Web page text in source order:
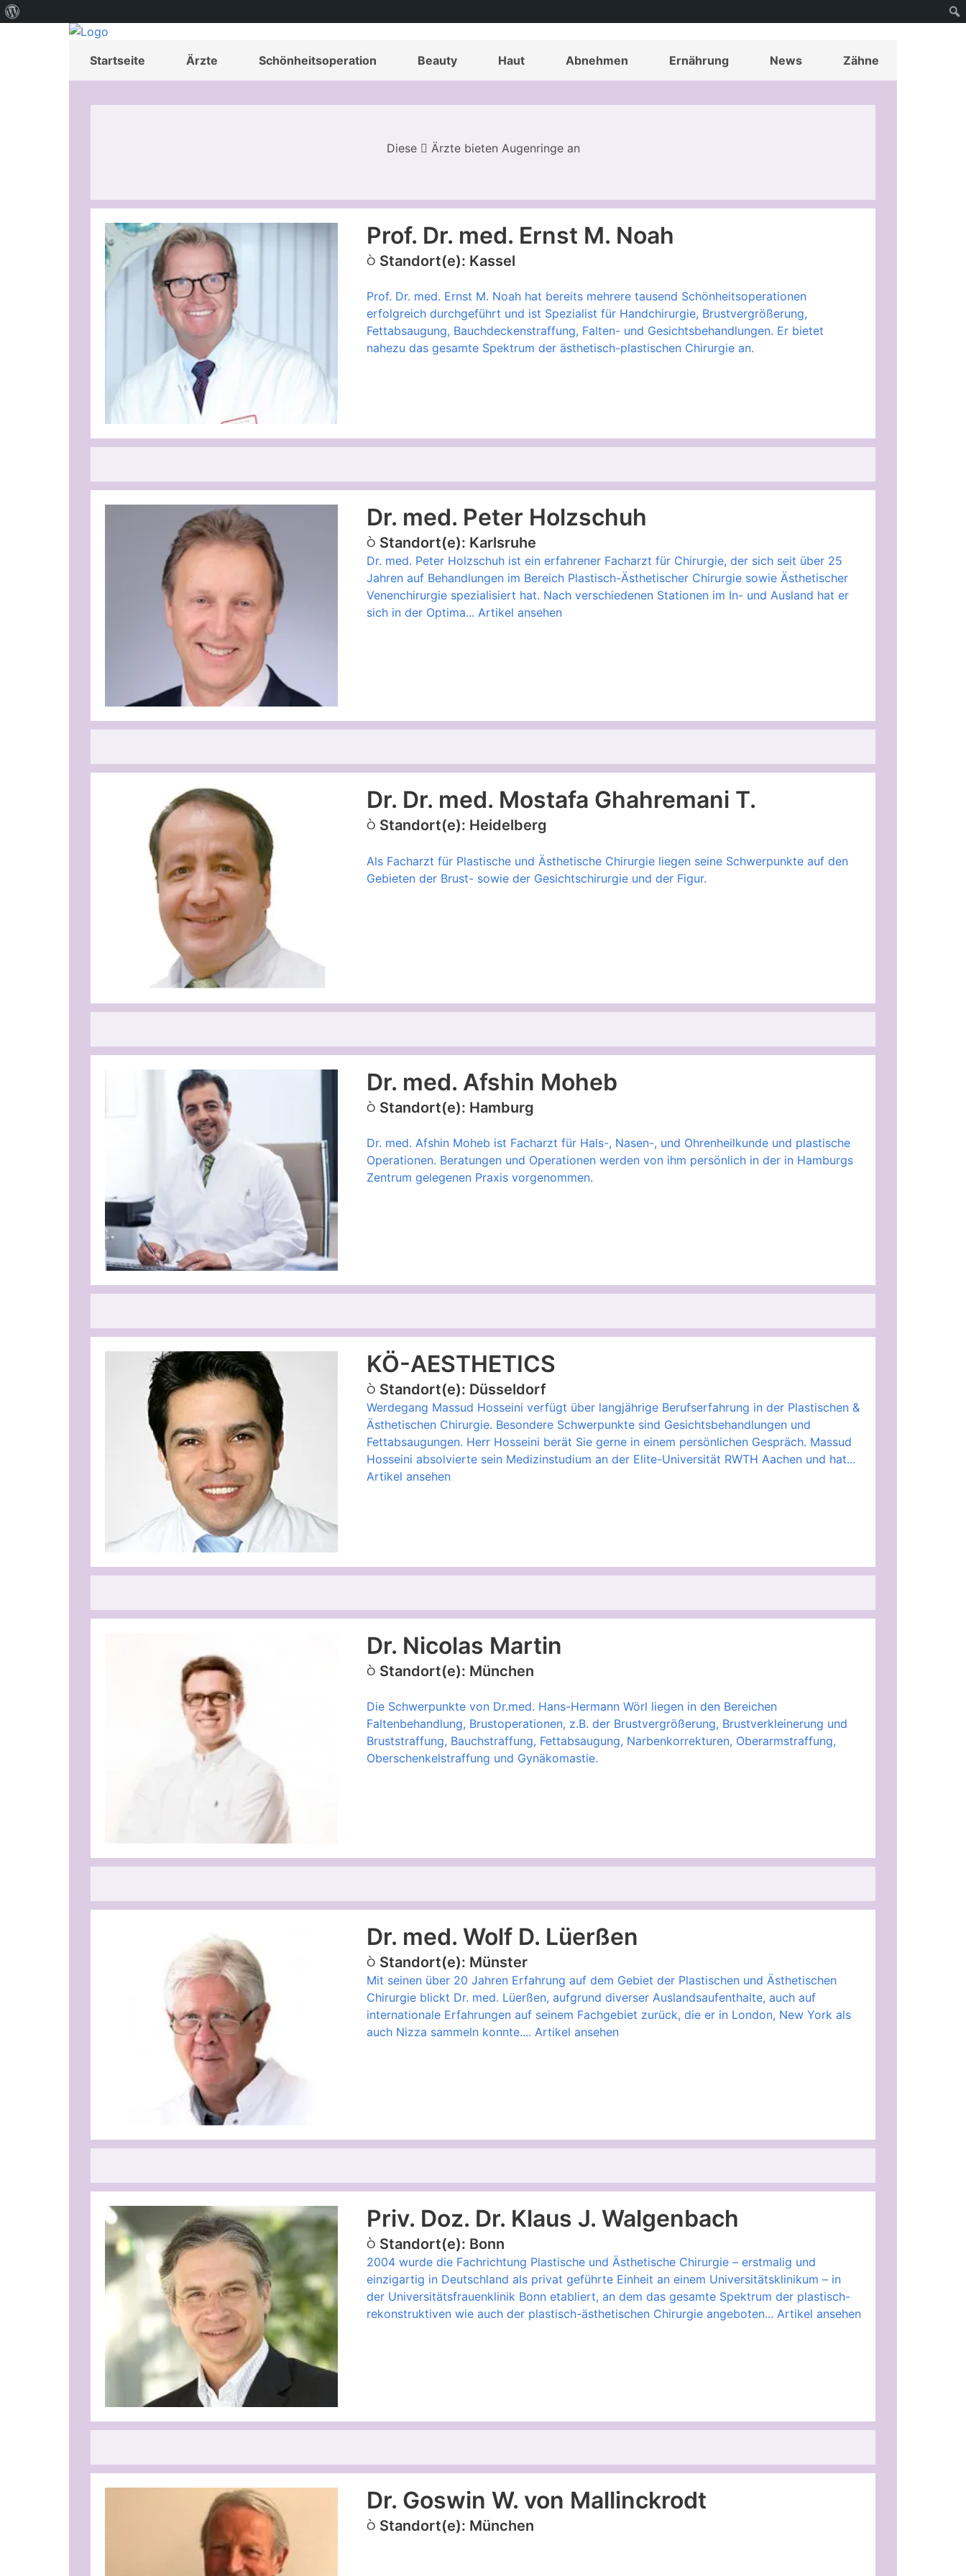
Startseite Ärzte Schönheitsoperation Beauty Haut Abnehmen Ernährung News Zähne
Diese Ärzte bieten Augenringe an
Prof. Dr. med. Ernst M. Noah
Standort(e): Kassel
Prof. Dr. med. Ernst M. Noah hat bereits mehrere tausend Schönheitsoperationen
erfolgreich durchgeführt und ist Spezialist für Handchirurgie, Brustvergrößerung,
Fettabsaugung, Bauchdeckenstraffung, Falten- und Gesichtsbehandlungen. Er bietet
nahezu das gesamte Spektrum der ästhetisch-plastischen Chirurgie an.
Dr. med. Peter Holzschuh
Standort(e): Karlsruhe
Dr. med. Peter Holzschuh ist ein erfahrener Facharzt für Chirurgie, der sich seit über 25
Jahren auf Behandlungen im Bereich Plastisch-Ästhetischer Chirurgie sowie Ästhetischer
Venenchirurgie spezialisiert hat. Nach verschiedenen Stationen im In- und Ausland hat er
sich in der Optima... Artikel ansehen
Dr. Dr. med. Mostafa Ghahremani T.
Standort(e): Heidelberg
Als Facharzt für Plastische und Ästhetische Chirurgie liegen seine Schwerpunkte auf den
Gebieten der Brust- sowie der Gesichtschirurgie und der Figur.
Dr. med. Afshin Moheb
Standort(e): Hamburg
Dr. med. Afshin Moheb ist Facharzt für Hals-, Nasen-, und Ohrenheilkunde und plastische
Operationen. Beratungen und Operationen werden von ihm persönlich in der in Hamburgs
Zentrum gelegenen Praxis vorgenommen.
KÖ-AESTHETICS
Standort(e): Düsseldorf
Werdegang Massud Hosseini verfügt über langjährige Berufserfahrung in der Plastischen &
Ästhetischen Chirurgie. Besondere Schwerpunkte sind Gesichtsbehandlungen und
Fettabsaugungen. Herr Hosseini berät Sie gerne in einem persönlichen Gespräch. Massud
Hosseini absolvierte sein Medizinstudium an der Elite-Universität RWTH Aachen und hat...
Artikel ansehen
Dr. Nicolas Martin
Standort(e): München
Die Schwerpunkte von Dr.med. Hans-Hermann Wörl liegen in den Bereichen
Faltenbehandlung, Brustoperationen, z.B. der Brustvergrößerung, Brustverkleinerung und
Bruststraffung, Bauchstraffung, Fettabsaugung, Narbenkorrekturen, Oberarmstraffung,
Oberschenkelstraffung und Gynäkomastie.
Dr. med. Wolf D. Lüerßen
Standort(e): Münster
Mit seinen über 20 Jahren Erfahrung auf dem Gebiet der Plastischen und Ästhetischen
Chirurgie blickt Dr. med. Lüerßen, aufgrund diverser Auslandsaufenthalte, auch auf
internationale Erfahrungen auf seinem Fachgebiet zurück, die er in London, New York als
auch Nizza sammeln konnte.... Artikel ansehen
Priv. Doz. Dr. Klaus J. Walgenbach
Standort(e): Bonn
2004 wurde die Fachrichtung Plastische und Ästhetische Chirurgie – erstmalig und
einzigartig in Deutschland als privat geführte Einheit an einem Universitätsklinikum – in
der Universitätsfrauenklinik Bonn etabliert, an dem das gesamte Spektrum der plastisch-
rekonstruktiven wie auch der plastisch-ästhetischen Chirurgie angeboten... Artikel ansehen
Dr. Goswin W. von Mallinckrodt
Standort(e): München